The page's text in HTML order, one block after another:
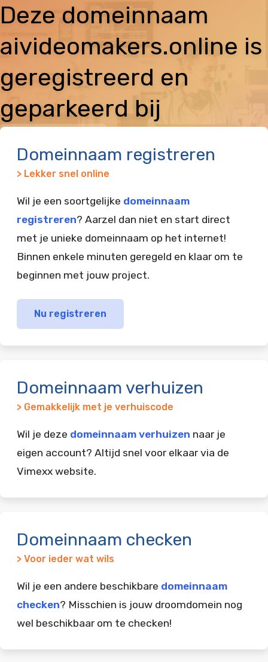
Deze domeinnaam
aivideomakers.online is
geregistreerd en
geparkeerd bij
Domeinnaam registreren
> Lekker snel online
Wil je een soortgelijke domeinnaam
registreren? Aarzel dan niet en start direct
met je unieke domeinnaam op het internet!
Binnen enkele minuten geregeld en klaar om te
beginnen met jouw project.
Nu registreren
Domeinnaam verhuizen
> Gemakkelijk met je verhuiscode
Wil je deze domeinnaam verhuizen naar je
eigen account? Altijd snel voor elkaar via de
Vimexx website.
Domeinnaam checken
> Voor ieder wat wils
Wil je een andere beschikbare domeinnaam
checken? Misschien is jouw droomdomein nog
wel beschikbaar om te checken!